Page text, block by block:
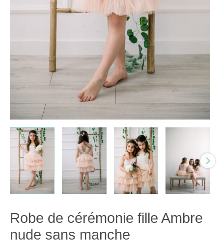
Robe de cérémonie fille Ambre
nude sans manche